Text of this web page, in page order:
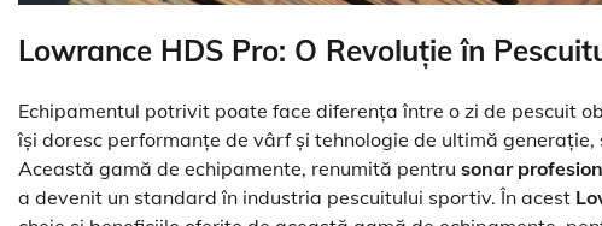
Lowrance HDS Pro: O Revoluție în
Echipamentul potrivit poate face diferența între o zi de pescuit
își doresc performanțe de vârf și tehnologie de ultimă
Această gamă de echipamente, renumită pentru sonar
a devenit un standard în industria pescuitului sportiv. În acest